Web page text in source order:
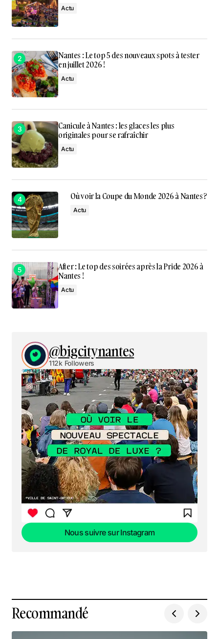
Actu
Nantes : Le top 5 des nouveaux spots à tester
en juillet 2026 !
Actu
Canicule à Nantes : les glaces les plus
originales pour se rafraîchir
Actu
Où voir la Coupe du Monde 2026 à Nantes ?
Actu
After : Le top des soirées après la Pride 2026 à
Nantes !
Actu
@bigcitynantes
112k Followers
Nous suivre sur Instagram
Recommandé